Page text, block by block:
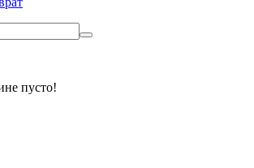
пусто!